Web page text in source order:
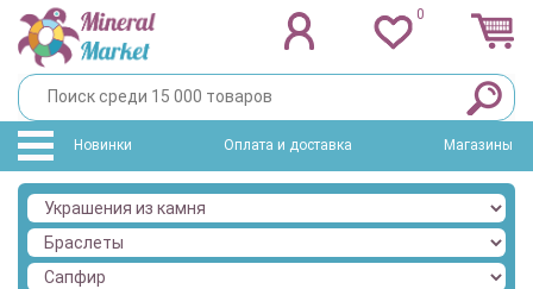
0
Новинки Оплата и доставка Магазины